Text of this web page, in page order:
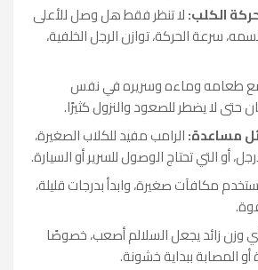
الكلب:لا تنظر فقط هل وصل للأعلى
سرعة الحركة، توازن الرجل الخلفية،
طعامه وماءه وسريره في نفس
حتى لا يضطر للصعود والنزول كثيرًا.
مساعدة:الرامب مفيد للكلاب الصغيرة،
أو التي تحتاج الوصول للسرير أو السيارة.
مكافآت صغيرة، وابدأ بدرجات قليلة،
وزن زائد يجعل السلالم أصعب، خصوصًا
أو المصابة ببداية خشونة.